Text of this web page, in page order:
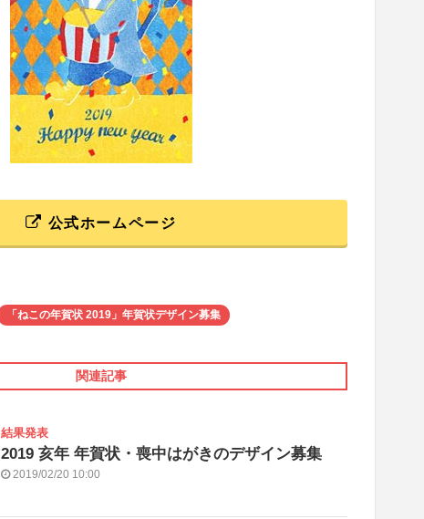
公式ホームページ
「ねこの年賀状 2019」年賀状デザイン募集
関連記事
結果発表
2019 亥年 年賀状・喪中はがきのデザイン募集
2019/02/20 10:00